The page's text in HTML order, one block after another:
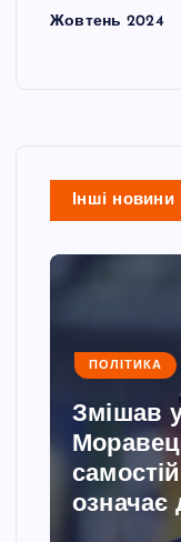
Жовтень 2024
Інші новини
ПОЛІТИКА
Змішав
означає